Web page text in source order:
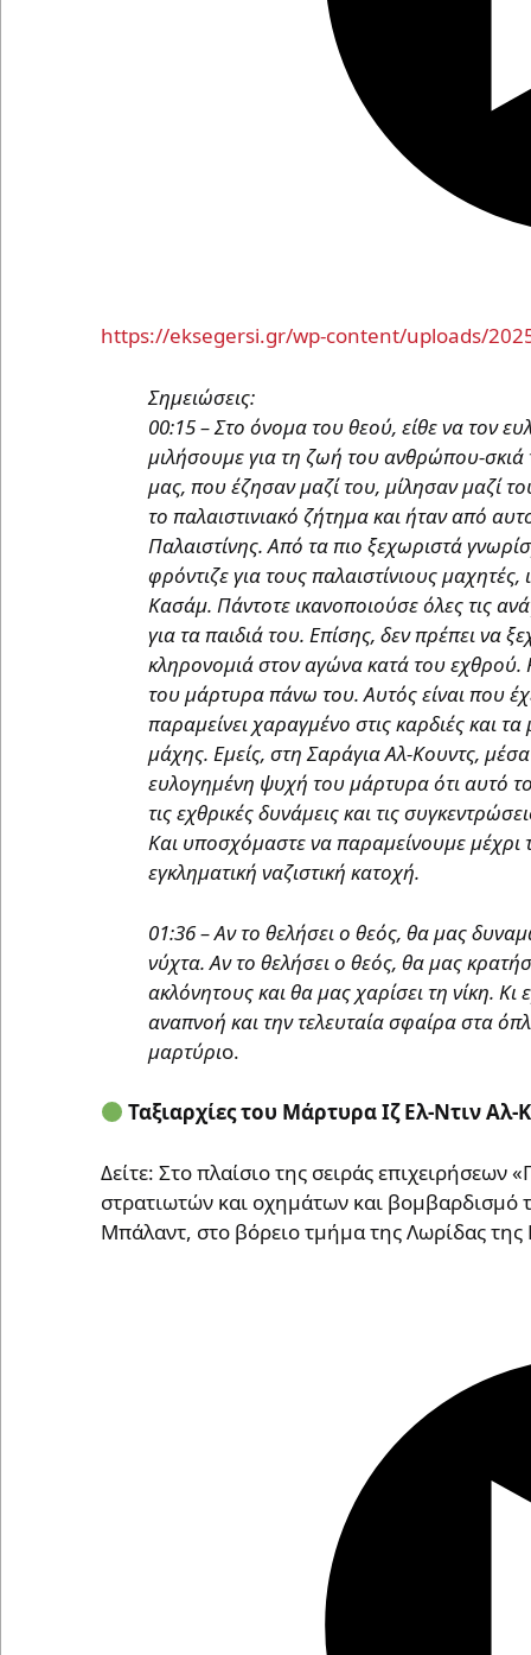
https://eksegersi.gr/wp-content/uploads/
Σημειώσεις:
00:15 – Στο όνομα του θεού, είθε να τον ευλογεί και να του χαρίσει ειρήνη. Σήμερα, αδερφοί, θα
μιλήσουμε για τη ζωή του ανθρώπου-σκιά
μας, που έζησαν μαζί του, μίλησαν μαζί
το παλαιστινιακό ζήτημα και ήταν από
Παλαιστίνης. Από τα πιο ξεχωριστά
φρόντιζε για τους παλαιστίνιους μαχητές,
Κασάμ. Πάντοτε ικανοποιούσε όλες τις
για τα παιδιά του. Επίσης, δεν πρέπει να
κληρονομιά στον αγώνα κατά του
του μάρτυρα πάνω του. Αυτός είναι που
παραμείνει χαραγμένο στις καρδιές και
μάχης. Εμείς, στη Σαράγια Αλ-Κουντς,
ευλογημένη ψυχή του μάρτυρα ότι αυτό
τις εχθρικές δυνάμεις και τις
Και υποσχόμαστε να παραμείνουμε
εγκληματική ναζιστική κατοχή.
01:36 – Αν το θελήσει ο θεός, θα μας
νύχτα. Αν το θελήσει ο θεός, θα μας
ακλόνητους και θα μας χαρίσει τη νίκη.
αναπνοή και την τελευταία σφαίρα στα
μαρτύριο.
Ταξιαρχίες του Μάρτυρα Ιζ Ελ-Ντιν Αλ-
Δείτε: Στο πλαίσιο της σειράς
στρατιωτών και οχημάτων και βομβαρδισμό
Μπάλαντ, στο βόρειο τμήμα της Λωρίδας της